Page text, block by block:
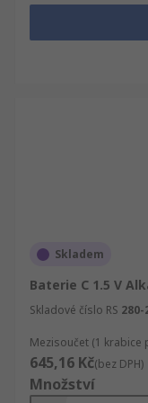
baterie, která by
potřebám,
přenosná zařízení
výkonu a spotřeby.
následujících
rádia,
poplašné a
vysílačky,
hračky.
Skladem
Baterie C 1.5 V
Skladové číslo RS 280-
Mezisoučet (1 krabice
645,16 Kč(bez DPH)
Množství